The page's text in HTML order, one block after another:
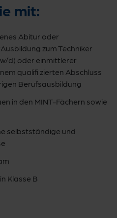
mit:
Abitur oder
zum Techniker
d) oder einmittlerer
qualifi zierten Abschluss
Berufsausbildung
in den MINT-Fächern sowie
selbstständige und
Klasse B